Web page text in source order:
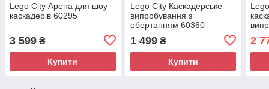
Lego City Арена для шоу
каскадерів 60295
3 599 ₴
Купити
Lego City Каскадерське
випробування з
обертанням 60360
1 499₴
Купити
2